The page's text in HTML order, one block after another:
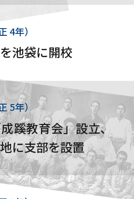
4年）
池袋に開校
5年）
蹊教育会」設立、
に支部を設置